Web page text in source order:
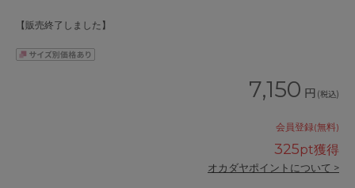
【販売終了しました】
7,150 円 (税込)
会員登録(無料)
325pt獲得
オカダヤポイントについて >